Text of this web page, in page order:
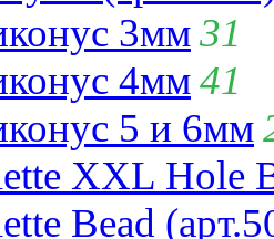
3мм31
4мм41
5 и 6мм
XXL Hole
Bead